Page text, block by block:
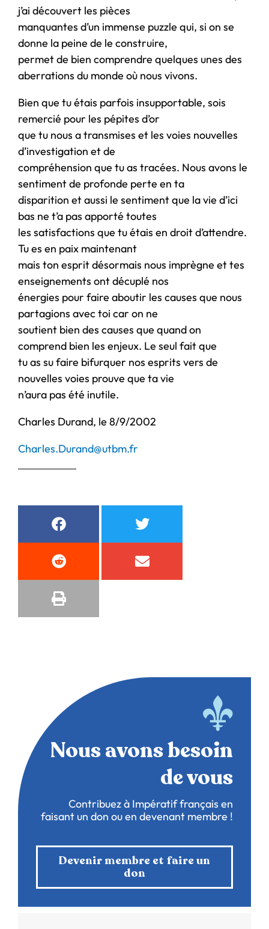
j’ai découvert les pièces
manquantes d’un immense puzzle qui, si on se
donne la peine de le construire,
permet de bien comprendre quelques unes des
aberrations du monde où nous vivons.
Bien que tu étais parfois insupportable, sois
remercié pour les pépites d’or
que tu nous a transmises et les voies nouvelles
d’investigation et de
compréhension que tu as tracées. Nous avons le
sentiment de profonde perte en ta
disparition et aussi le sentiment que la vie d’ici
bas ne t’a pas apporté toutes
les satisfactions que tu étais en droit d’attendre.
Tu es en paix maintenant
mais ton esprit désormais nous imprègne et tes
enseignements ont décuplé nos
énergies pour faire aboutir les causes que nous
partagions avec toi car on ne
soutient bien des causes que quand on
comprend bien les enjeux. Le seul fait que
tu as su faire bifurquer nos esprits vers de
nouvelles voies prouve que ta vie
n’aura pas été inutile.
Charles Durand, le 8/9/2002
Charles.Durand@utbm.fr
Nous avons besoin
de vous
Contribuez à Impératif français en
faisant un don ou en devenant membre !
Devenir membre et faire un
don